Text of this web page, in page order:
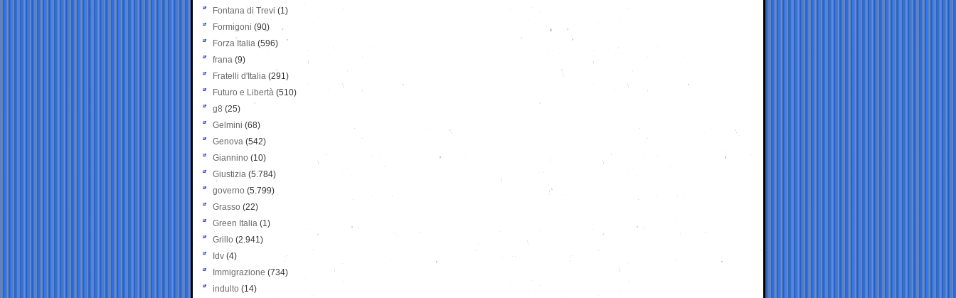
Fontana di Trevi (1)
Formigoni (90)
Forza Italia (596)
frana (9)
Fratelli d'Italia (291)
Futuro e Libertà (510)
g8 (25)
Gelmini (68)
Genova (542)
Giannino (10)
Giustizia (5.784)
governo (5.799)
Grasso (22)
Green Italia (1)
Grillo (2.941)
Idv (4)
Immigrazione (734)
indulto (14)